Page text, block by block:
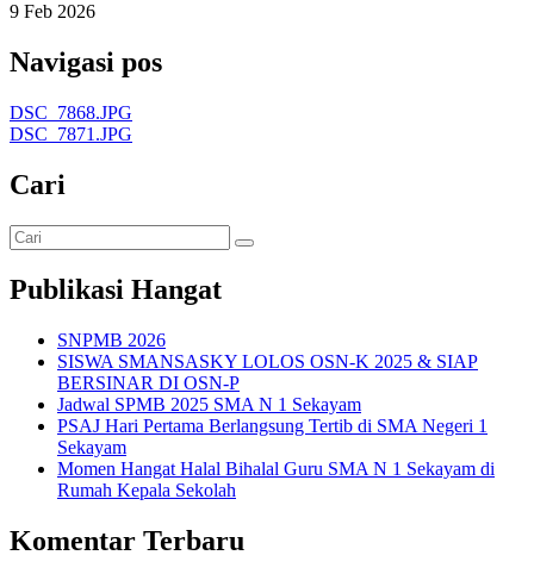
9 Feb 2026
Navigasi pos
DSC_7868.JPG
DSC_7871.JPG
Cari
Publikasi Hangat
SNPMB 2026
SISWA SMANSASKY LOLOS OSN-K 2025 & SIAP
BERSINAR DI OSN-P
Jadwal SPMB 2025 SMA N 1 Sekayam
PSAJ Hari Pertama Berlangsung Tertib di SMA Negeri 1
Sekayam
Momen Hangat Halal Bihalal Guru SMA N 1 Sekayam di
Rumah Kepala Sekolah
Komentar Terbaru